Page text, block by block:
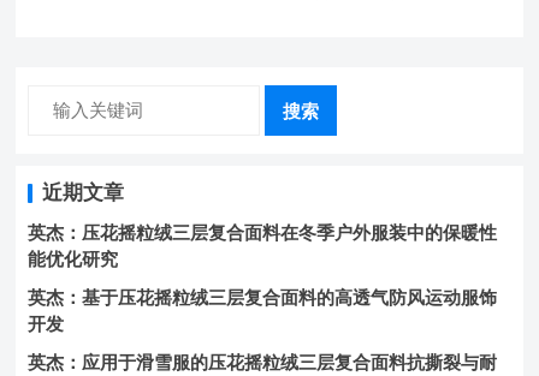
搜索
近期文章
英杰：压花摇粒绒三层复合面料在冬季户外服装中的保暖性
能优化研究
英杰：基于压花摇粒绒三层复合面料的高透气防风运动服饰
开发
英杰：应用于滑雪服的压花摇粒绒三层复合面料抗撕裂与耐